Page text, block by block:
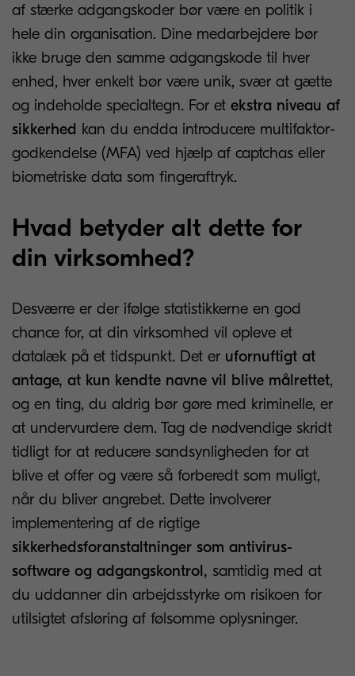
af stærke adgangskoder bør være en politik i
hele din organisation. Dine medarbejdere bør
ikke bruge den samme adgangskode til hver
enhed, hver enkelt bør være unik, svær at gætte
og indeholde specialtegn. For et ekstra niveau af
sikkerhed kan du endda introducere multifaktor-
godkendelse (MFA) ved hjælp af captchas eller
biometriske data som fingeraftryk.
Hvad betyder alt dette for
din virksomhed?
Desværre er der ifølge statistikkerne en god
chance for, at din virksomhed vil opleve et
datalæk på et tidspunkt. Det er ufornuftigt at
antage, at kun kendte navne vil blive målrettet,
og en ting, du aldrig bør gøre med kriminelle, er
at undervurdere dem. Tag de nødvendige skridt
tidligt for at reducere sandsynligheden for at
blive et offer og være så forberedt som muligt,
når du bliver angrebet. Dette involverer
implementering af de rigtige
sikkerhedsforanstaltninger som antivirus-
software og adgangskontrol, samtidig med at
du uddanner din arbejdsstyrke om risikoen for
utilsigtet afsløring af følsomme oplysninger.